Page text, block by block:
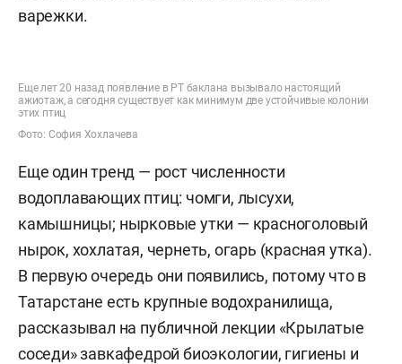
варежки.
Еще лет 20 назад появление в РТ баклана вызывало настоящий
ажиотаж, а сегодня существует как минимум две устойчивые колонии
этих птиц
Фото: София Хохлачева
Еще один тренд — рост численности
водоплавающих птиц: чомги, лысухи,
камышницы; нырковые утки — красноголовый
нырок, хохлатая, чернеть, огарь (красная утка).
В первую очередь они появились, потому что в
Татарстане есть крупные водохранилища,
рассказывал на публичной лекции «Крылатые
соседи» завкафедрой биоэкологии, гигиены и